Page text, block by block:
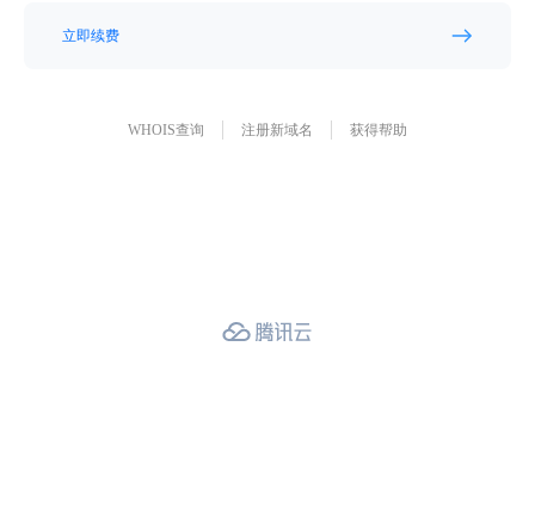
立即续费
WHOIS查询 注册新域名 获得帮助